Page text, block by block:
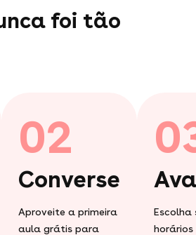
foi tão
02
Converse
Aproveite a primeira
aula grátis para
Escolha
horários